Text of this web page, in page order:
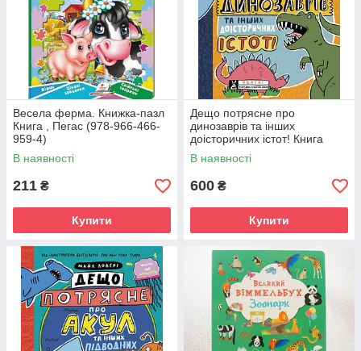
Весела ферма. Книжка-пазл
Книга , Пегас (978-966-466-
959-4)
В наявності
211 ₴
Купити
Дещо потрясне про
динозаврів та інших
доісторичних істот! Книга
Майк Ловері, Ранок (978-617-
09-7702-1)
В наявності
600 ₴
Купити